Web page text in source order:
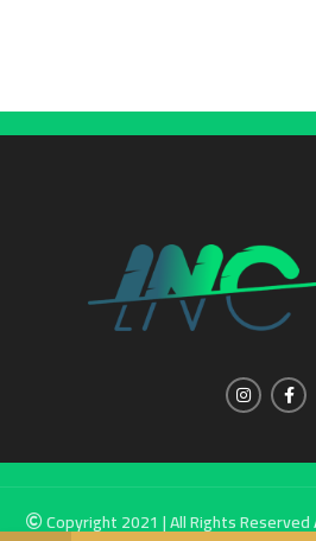
Copyright 2021 | All Rights Reserved